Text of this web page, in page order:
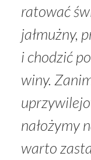
ratować
jałmużny,
i chodzić
winy.
nałożymy
warto